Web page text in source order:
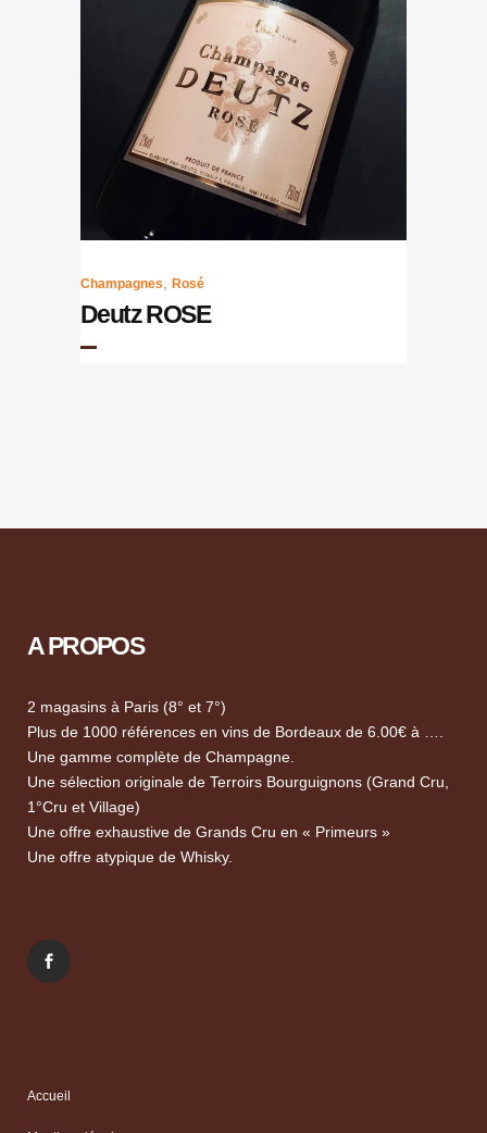
Champagnes, Rosé
Deutz ROSE
A PROPOS
2 magasins à Paris (8° et 7°)
Plus de 1000 références en vins de Bordeaux de 6.00€ à ….
Une gamme complète de Champagne.
Une sélection originale de Terroirs Bourguignons (Grand Cru,
1°Cru et Village)
Une offre exhaustive de Grands Cru en « Primeurs »
Une offre atypique de Whisky.
Accueil